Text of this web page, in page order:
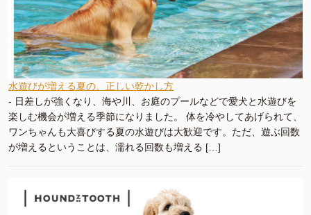
水遊びが増える夏の、正しい乾かし方
- 日差しが強くなり、海や川、お庭のプールなどで愛犬と水遊びを
楽しむ機会が増える季節になりました。 体を冷やしてあげられて、
ワンちゃんも大喜びする夏の水遊びは大歓迎です。ただ、遊ぶ回数
が増えるということは、濡れる回数も増える […]